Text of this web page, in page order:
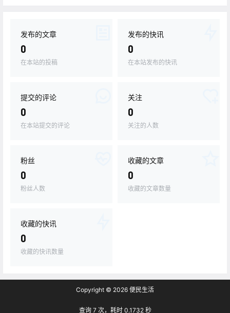
发布的文章
0
在本站的投稿
发布的快讯
0
在本站发布的快讯
提交的评论
0
在本站提交的评论
关注
0
关注的人数
粉丝
0
粉丝人数
收藏的文章
0
收藏的文章数量
收藏的快讯
0
收藏的快讯数量
Copyright © 2026 便民生活
查询 7 次，耗时 0.1732 秒